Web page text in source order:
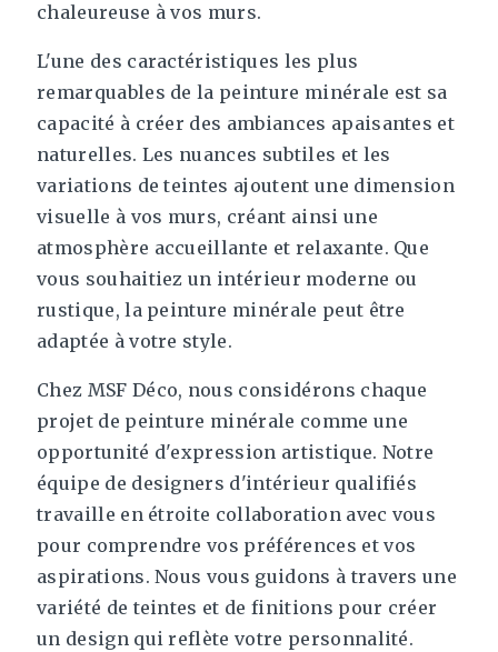
chaleureuse à vos murs.
L'une des caractéristiques les plus
remarquables de la peinture minérale est sa
capacité à créer des ambiances apaisantes et
naturelles. Les nuances subtiles et les
variations de teintes ajoutent une dimension
visuelle à vos murs, créant ainsi une
atmosphère accueillante et relaxante. Que
vous souhaitiez un intérieur moderne ou
rustique, la peinture minérale peut être
adaptée à votre style.
Chez MSF Déco, nous considérons chaque
projet de peinture minérale comme une
opportunité d'expression artistique. Notre
équipe de designers d'intérieur qualifiés
travaille en étroite collaboration avec vous
pour comprendre vos préférences et vos
aspirations. Nous vous guidons à travers une
variété de teintes et de finitions pour créer
un design qui reflète votre personnalité.